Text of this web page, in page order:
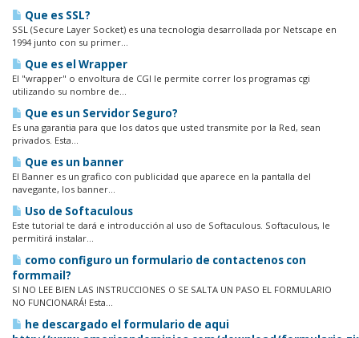
Que es SSL?
SSL (Secure Layer Socket) es una tecnologia desarrollada por Netscape en
1994 junto con su primer...
Que es el Wrapper
El "wrapper" o envoltura de CGI le permite correr los programas cgi
utilizando su nombre de...
Que es un Servidor Seguro?
Es una garantia para que los datos que usted transmite por la Red, sean
privados. Esta...
Que es un banner
El Banner es un grafico con publicidad que aparece en la pantalla del
navegante, los banner...
Uso de Softaculous
Este tutorial te dará e introducción al uso de Softaculous. Softaculous, le
permitirá instalar...
como configuro un formulario de contactenos con
formmail?
SI NO LEE BIEN LAS INSTRUCCIONES O SE SALTA UN PASO EL FORMULARIO
NO FUNCIONARÁ! Esta...
he descargado el formulario de aqui